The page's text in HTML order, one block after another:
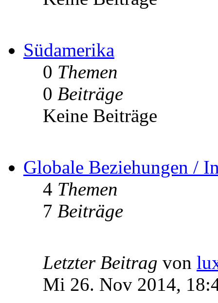
Südamerika
0 Themen
0 Beiträge
Keine Beiträge
Globale Beziehungen /
4 Themen
7 Beiträge
Letzter Beitrag von
Mi 26. Nov 2014,